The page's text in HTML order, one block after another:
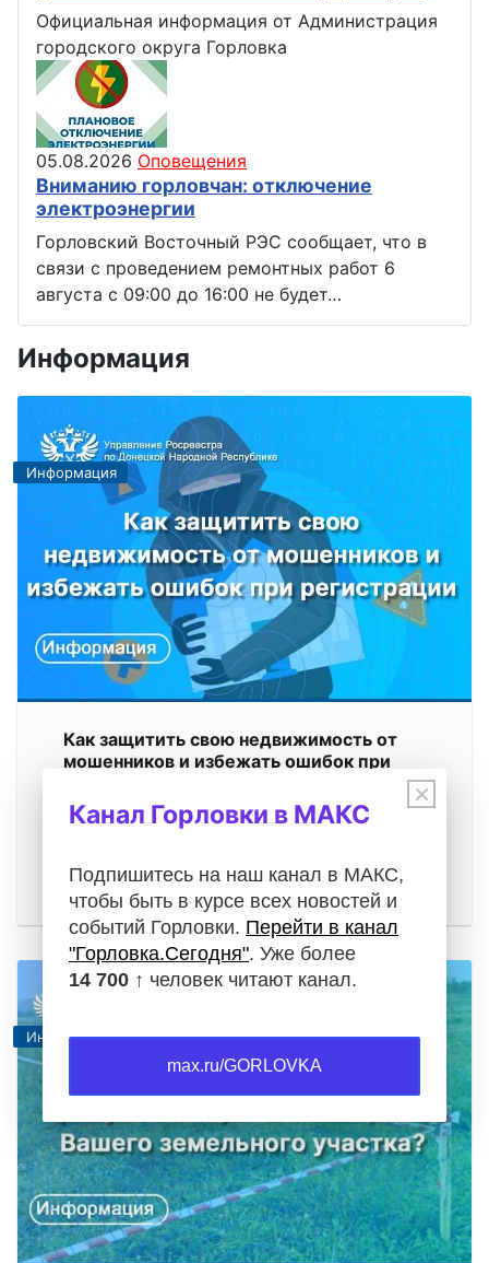
Официальная информация от Администрация
городского округа Горловка
05.08.2026 Оповещения
Вниманию горловчан: отключение
электроэнергии
Горловский Восточный РЭС сообщает, что в
связи с проведением ремонтных работ 6
августа с 09:00 до 16:00 не будет…
Информация
Информация
Как защитить свою недвижимость от
мошенников и избежать ошибок при
05.08.2026
внимательности. Будь то проверка документов
при покупке квартиры, регистрация…
Информация
×
Канал Горловки в МАКС
Подпишитесь на наш канал в МАКС,
чтобы быть в курсе всех новостей и
событий Горловки. Перейти в канал
"Горловка.Сегодня". Уже более
14 700 ↑ человек читают канал.
max.ru/GORLOVKA